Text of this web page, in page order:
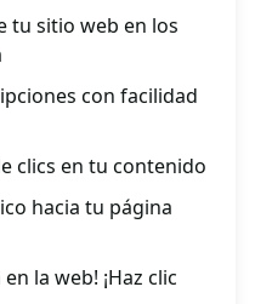
tu sitio web en los
con facilidad
clics en tu contenido
hacia tu página
la web! ¡Haz clic